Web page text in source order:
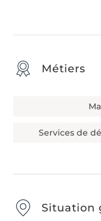
Métiers
Services de
Situation